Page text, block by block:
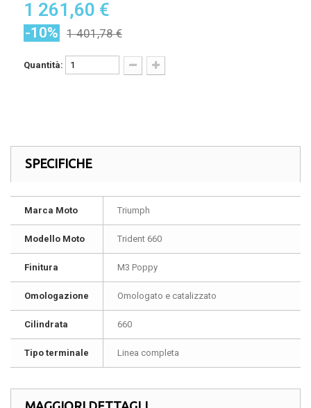
1 261,60 €
-10% 1 401,78 €
Quantità:
SPECIFICHE
Marca Moto Triumph
Modello Moto Trident 660
Finitura M3 Poppy
Omologazione Omologato e catalizzato
Cilindrata 660
Tipo terminale Linea completa